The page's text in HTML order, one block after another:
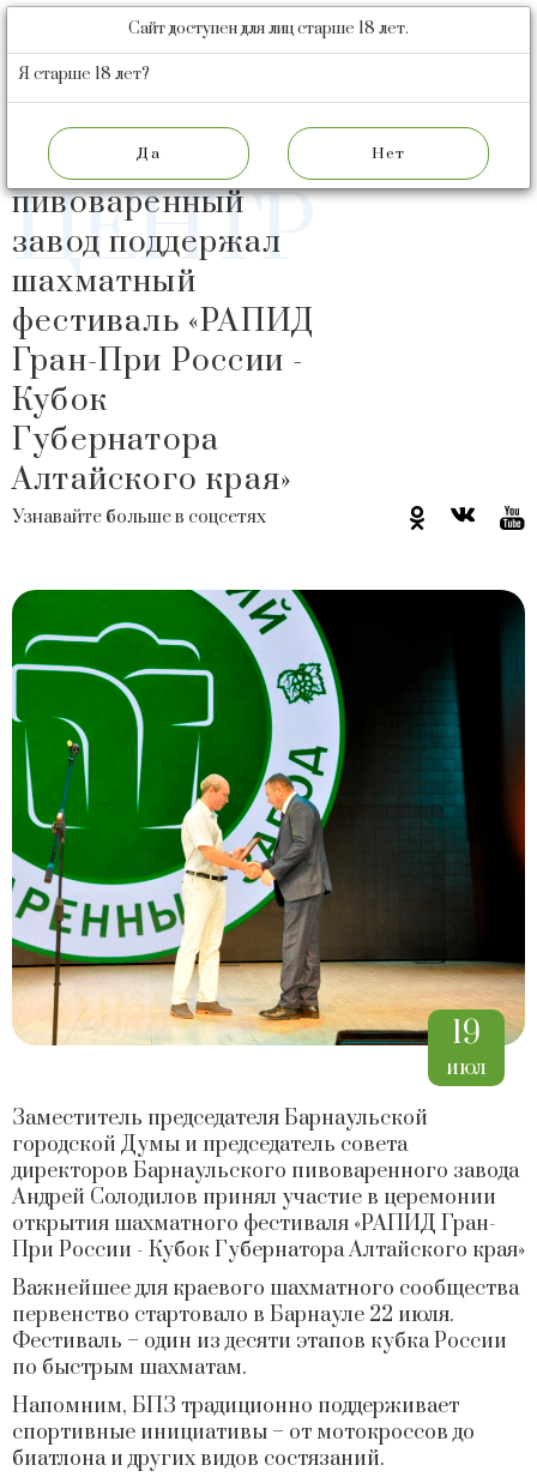
ЗАВОД
ПРЕСС
ЦЕНТР
Барнаульский
пивоваренный
завод поддержал
шахматный
фестиваль «РАПИД
Гран-При России -
Кубок
Губернатора
Алтайского края»
Узнавайте больше в соцсетях
19
июл
Заместитель председателя Барнаульской
городской Думы и председатель совета
директоров Барнаульского пивоваренного завода
Андрей Солодилов принял участие в церемонии
открытия шахматного фестиваля «РАПИД Гран-
При России - Кубок Губернатора Алтайского края»
Важнейшее для краевого шахматного сообщества
первенство стартовало в Барнауле 22 июля.
Фестиваль – один из десяти этапов кубка России
по быстрым шахматам.
Напомним, БПЗ традиционно поддерживает
спортивные инициативы – от мотокроссов до
биатлона и других видов состязаний.
Сайт доступен для лиц старше 18 лет.
Я старше 18 лет?